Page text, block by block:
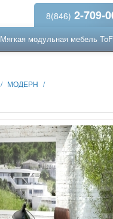
8(846) 2-709-
Мягкая модульная мебель
/ МОДЕРН /